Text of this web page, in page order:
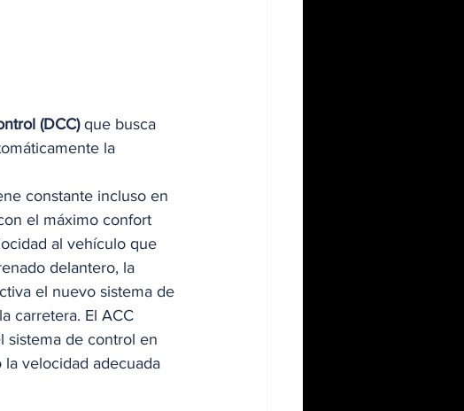
(DCC) que busca
la
constante incluso en
el máximo confort
al vehículo que
delantero, la
el nuevo sistema de
carretera. El ACC
sistema de control en
velocidad adecuada